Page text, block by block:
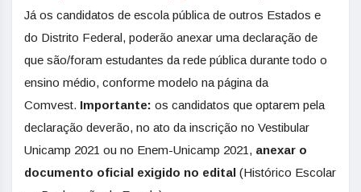
Já os candidatos de escola pública de outros Estados e
do Distrito Federal, poderão anexar uma declaração de
que são/foram estudantes da rede pública durante todo o
ensino médio, conforme modelo na página da
Comvest. Importante: os candidatos que optarem pela
declaração deverão, no ato da inscrição no Vestibular
Unicamp 2021 ou no Enem-Unicamp 2021, anexar o
documento oficial exigido no edital (Histórico Escolar